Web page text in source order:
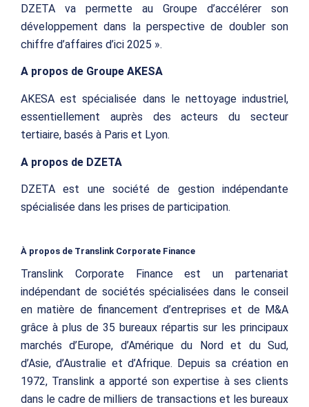
DZETA va permette au Groupe d’accélérer son
développement dans la perspective de doubler son
chiffre d’affaires d’ici 2025 ».
A propos de Groupe AKESA
AKESA est spécialisée dans le nettoyage industriel,
essentiellement auprès des acteurs du secteur
tertiaire, basés à Paris et Lyon.
A propos de DZETA
DZETA est une société de gestion indépendante
spécialisée dans les prises de participation.
À propos de Translink Corporate Finance
Translink Corporate Finance est un partenariat
indépendant de sociétés spécialisées dans le conseil
en matière de financement d’entreprises et de M&A
grâce à plus de 35 bureaux répartis sur les principaux
marchés d’Europe, d’Amérique du Nord et du Sud,
d’Asie, d’Australie et d’Afrique. Depuis sa création en
1972, Translink a apporté son expertise à ses clients
dans le cadre de milliers de transactions et les bureaux